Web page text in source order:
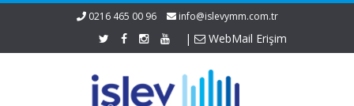
0216 465 00 96 info@islevymm.com.tr
| WebMail Erişim